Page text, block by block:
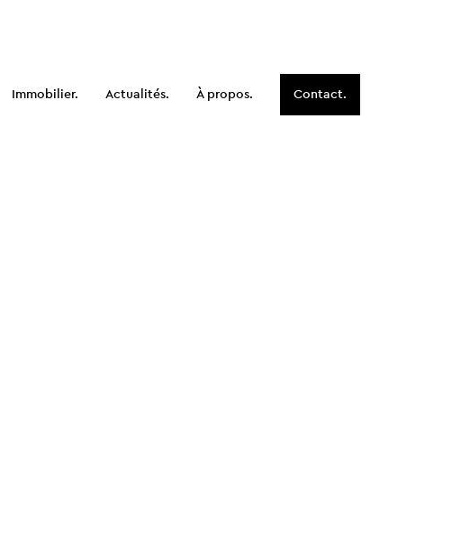
Immobilier. Actualités. À propos. Contact.